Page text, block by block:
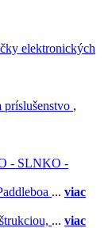
elektronických
príslušenstvo ,
- SLNKO -
... viac
... viac